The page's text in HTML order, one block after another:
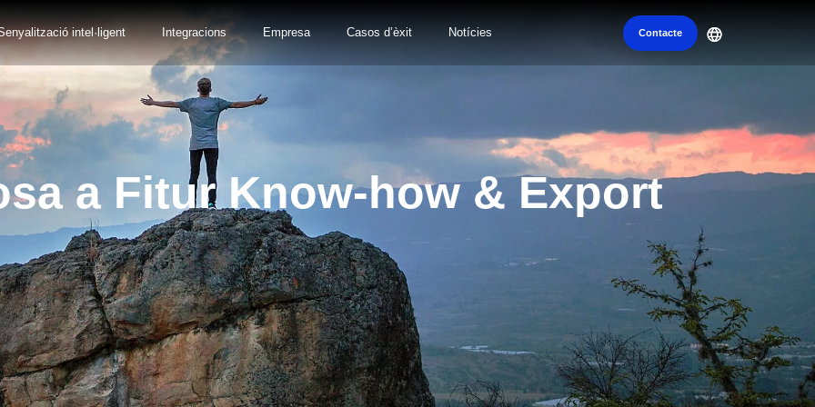
intel·ligent Integracions Empresa Casos d’èxit Notícies Contacte
a Fitur Know-how & Export